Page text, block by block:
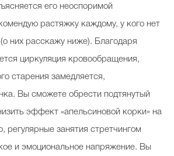
его неоспоримой
растяжку каждому, у кого нет
них расскажу ниже). Благодаря
циркуляция кровообращения,
старения замедляется,
Вы сможете обрести подтянутый
эффект «апельсиновой корки» на
регулярные занятия стретчингом
и эмоциональное напряжение. Вы